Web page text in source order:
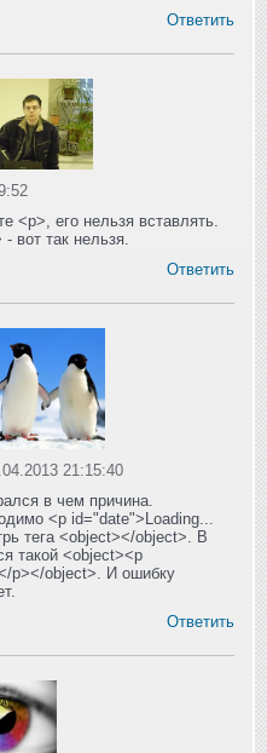
Ответить
<p>, его нельзя вставлять.
вот так нельзя.
Ответить
21:15:40
в чем причина.
<p id="date">Loading...
тега <object></object>. В
такой <object><p
p></object>. И ошибку
Ответить